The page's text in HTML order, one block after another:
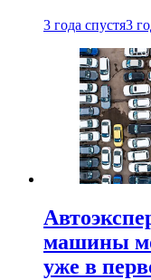
3 года спустя3
машины
уже в